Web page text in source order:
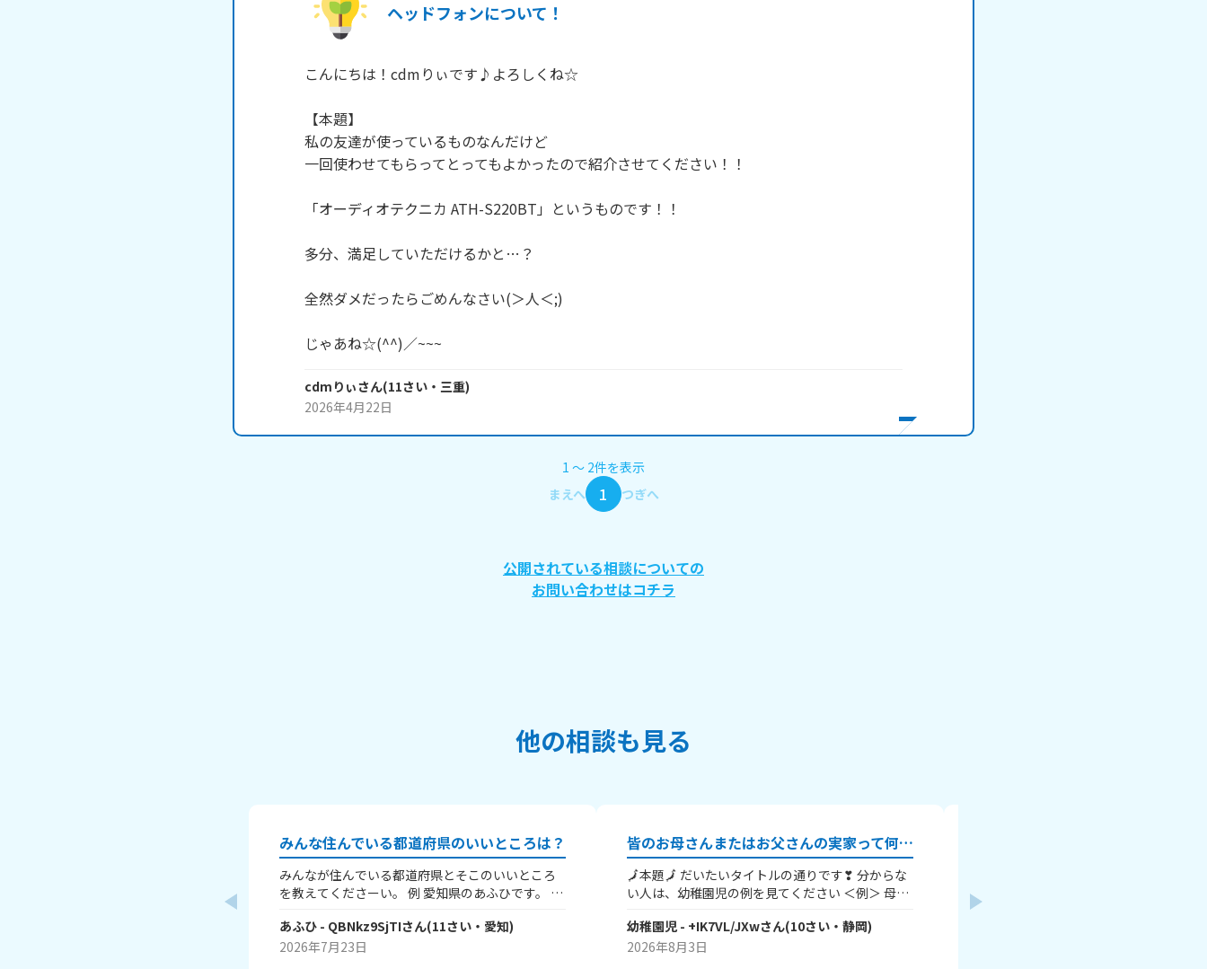
ヘッドフォンについて！
こんにちは！cdmりぃです♪よろしくね☆
【本題】
私の友達が使っているものなんだけど
一回使わせてもらってとってもよかったので紹介させてください！！
「オーディオテクニカ ATH-S220BT」というものです！！
多分、満足していただけるかと…？
全然ダメだったらごめんなさい(＞人＜;)
じゃあね☆(^^)／~~~
cdmりぃさん(11さい・ 三重)
2026年4月22日
1 〜 2件を表示
まえへ
1 つぎへ
公開されている相談についての
お問い合わせはコチラ
他の相談も見る
みんな住んでいる都道府県のいいところは？
みんなが住んでいる都道府県とそこのいいところ
を教えてくださーい。 例 愛知県のあふひです。 こ
帯があります。観光名所では名古屋城が有名で
す。歴史的にも、天下三英傑の信長、秀吉、家
あふひ - QBNkz9SjTIさん(11さい・ 愛知)
2026年7月23日
皆のお母さんまたはお父さんの実家って何県？？
🗾本題🗾 だいたいタイトルの通りです❣ 分からな
い人は、幼稚園児の例を見てください ＜例＞ 母：
外だけど、、、 ※幼稚園児は静岡に住んでるよ～
もちろん県内でもOK.👌 言いたくない人は、地方だ
幼稚園児 - +IK7VL/JXwさん(10さい・静岡)
2026年8月3日
ったです… 感想教えてください！